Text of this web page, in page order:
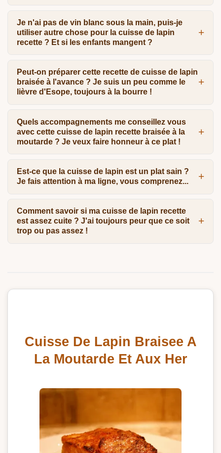
Je n'ai pas de vin blanc sous la main, puis-je
utiliser autre chose pour la cuisse de lapin
recette ? Et si les enfants mangent ?
Peut-on préparer cette recette de cuisse de lapin
braisée à l'avance ? Je suis un peu comme le
lièvre d'Esope, toujours à la bourre !
Quels accompagnements me conseillez vous
avec cette cuisse de lapin recette braisée à la
moutarde ? Je veux faire honneur à ce plat !
Est-ce que la cuisse de lapin est un plat sain ?
Je fais attention à ma ligne, vous comprenez...
Comment savoir si ma cuisse de lapin recette
est assez cuite ? J'ai toujours peur que ce soit
trop ou pas assez !
Cuisse De Lapin Braisee A
La Moutarde Et Aux Her